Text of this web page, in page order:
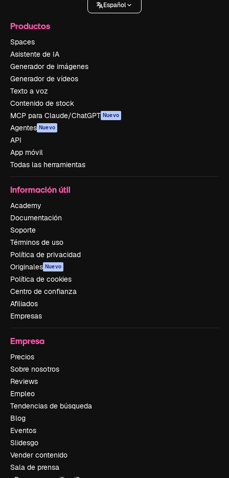
Español
Productos
Spaces
Asistente de IA
Generador de imágenes
Generador de vídeos
Texto a voz
Contenido de stock
MCP para Claude/ChatGPT Nuevo
Agentes Nuevo
API
App móvil
Todas las herramientas
Información útil
Academy
Documentación
Soporte
Términos de uso
Política de privacidad
Originales Nuevo
Política de cookies
Centro de confianza
Afiliados
Empresas
Empresa
Precios
Sobre nosotros
Reviews
Empleo
Tendencias de búsqueda
Blog
Eventos
Slidesgo
Vender contenido
Sala de prensa